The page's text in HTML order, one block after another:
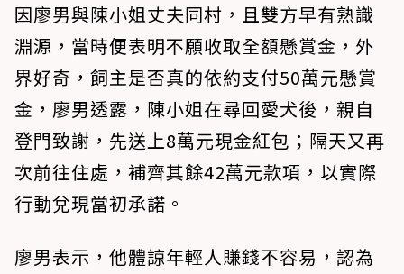
因廖男與陳小姐丈夫同村，且雙方早有熟識
淵源，當時便表明不願收取全額懸賞金，外
界好奇，飼主是否真的依約支付50萬元懸賞
金，廖男透露，陳小姐在尋回愛犬後，親自
登門致謝，先送上8萬元現金紅包；隔天又再
次前往住處，補齊其餘42萬元款項，以實際
行動兌現當初承諾。
廖男表示，他體諒年輕人賺錢不容易，認為